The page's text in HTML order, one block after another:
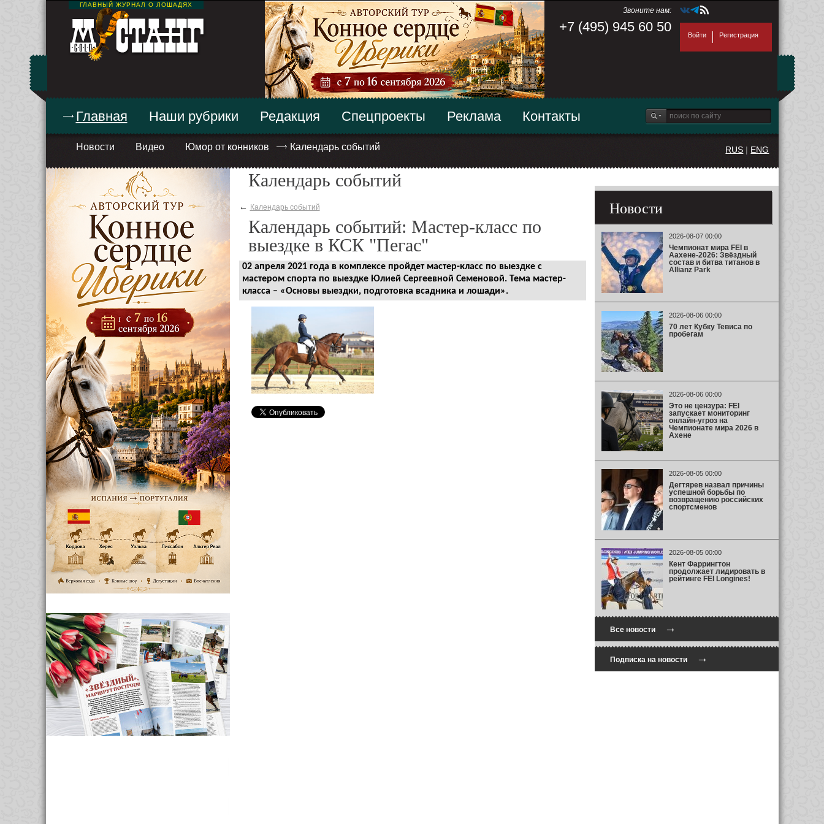
ГЛАВНЫЙ ЖУРНАЛ О ЛОШАДЯХ
Звоните нам:
+7 (495) 945 60 50
Войти Регистрация
Главная
Новости Видео Юмор от конников Календарь событий
Наши рубрики Редакция Спецпроекты Реклама Контакты
RUS | ENG
Календарь событий
← Календарь событий
Календарь событий: Мастер-класс по
выездке в КСК "Пегас"
02 апреля 2021 года в комплексе пройдет мастер-класс по выездке с
мастером спорта по выездке Юлией Сергеевной Семеновой. Тема мастер-
класса – «Основы выездки, подготовка всадника и лошади».
Новости
2026-08-07 00:00
Чемпионат мира FEI в
Аахене-2026: Звёздный
состав и битва титанов в
Allianz Park
2026-08-06 00:00
70 лет Кубку Тевиса по
пробегам
2026-08-06 00:00
Это не цензура: FEI
запускает мониторинг
онлайн-угроз на
Чемпионате мира 2026 в
Ахене
2026-08-05 00:00
Дегтярев назвал причины
успешной борьбы по
возвращению российских
спортсменов
2026-08-05 00:00
Кент Фаррингтон
продолжает лидировать в
рейтинге FEI Longines!
Все новости→
Подписка на новости→